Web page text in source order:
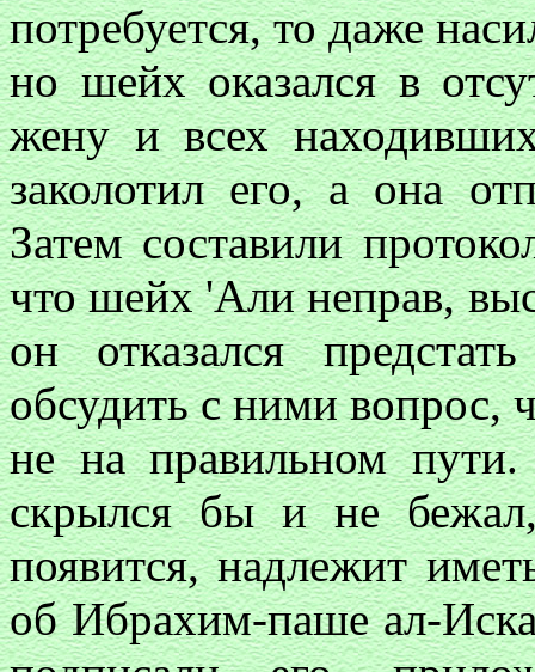
потребуется, то даже
но шейх оказался в
жену и всех
заколотил его, а она
Затем составили
что шейх 'Али неправ,
он отказался
обсудить с ними вопрос,
не на правильном
скрылся бы и не
появится, надлежит
об Ибрахим-паше ал-